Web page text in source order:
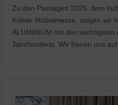
Zu den Passagen 2026, dem
Kölner Möbelmesse, zeigen wir
ALUMINIUM mit den
Jahrhunderts. Wir freuen uns